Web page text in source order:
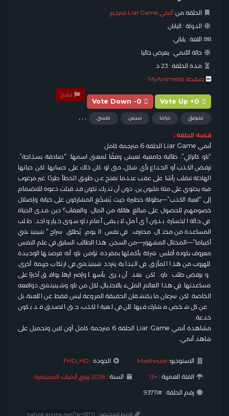
الحلقة من:أنمي Liar Game مترجم
الدولة : اليابان
اللغة :ياباني
حالة الأنمي :يعرض حاليا
مدة الحلقة :23 د.
صفحة MyAnimelist
Vote Up +0
Vote Down -0
تبليغ
تشويق دراما سينين نفسي
قصة الحلقة :
أنمي Liar Game الحلقة 6 مترجمة كامل
“ناو كانزاكي”، طالبة جامعية تعيش وفقًا لمعنى اسمها: “صادقة بسذاجة”.
ترفض الكذب أو الخداع بأي شكل، حتى لو كان ذلك على حسابها. لكن حياتها
الهادئة تنقلب رأسًا على عقب عندما تفتح عن طريق الخطأ طردًا غير مرغوب
فيه يحتوي على مئة مليون ين. دون أن تدرك، تكون قد قبلت دعوة للانضمام
إلى “لعبة الكذب”—بطولة خطيرة حيث يُشجّع المشاركون على خيانة وإضلال
خصومهم للحصول على مبالغ هائلة من المال. والعقاب؟ دين مدى الحياة
في حالة الخسارة. بدون أي أمل، لا يبقى أمام ناو سوى خيار واحد: طلب
المساعدة من محتال محترف. في نفس اليوم، يُطلق سراح “شينيتشي
أكيياما”—المحتال المشهور—من السجن. هذا الطالب السابق في علم النفس
معروف بكونه أفلس شركة بأكملها بمفرده. تؤمن ناو أنه فرصتها الوحيدة
للهروب من هذا المأزق. في البداية، يتردد شينيتشي في ارتكاب جريمة أخرى،
ويرفض طلب ناو. لكن بعد أن يرى يأسها وإصرارها، يوافق أخيرًا على
مساعدتها. في هذا العالم المليء بالاحتيال، لكل من ناو وشينيتشي دوافعه
الخاصة. لكن سرعان ما يكتشفان الحقيقة المروعة ليس فقط عن اللعبة، بل
عن كل شخص مشارك فيها. لأن في لعبة الكذب، حتى الصدق قد يكون
خدعة.
مشاهدة أنمي Liar Game الحلقة 6 مترجمة كامل أون لاين وتحميل على
شاهد أنمي.
الاستوديو:Madhouse الجودة : FHD, HD
الفئة العمرية : +13 السنة : 2026 ربيع , أنميات المستمرة
رقم الحلقة : #93711
الرابط المختصر :